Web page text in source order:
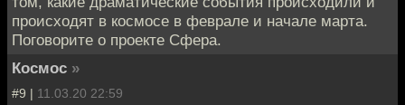
происходят в космосе в феврале и начале марта.
Поговорите о проекте Сфера.
Космос »
#9 | 11.03.20 22:59